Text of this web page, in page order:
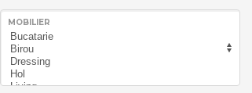
MOBILIER